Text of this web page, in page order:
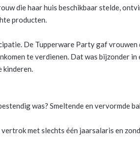
die haar huis beschikbaar stelde,
producten.
De Tupperware Party gaf vrouwen
te verdienen. Dat was bijzonder in
kinderen.
was? Smeltende en vervormde
met slechts één jaarsalaris en